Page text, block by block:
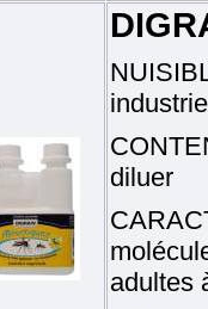
diluer
adultes